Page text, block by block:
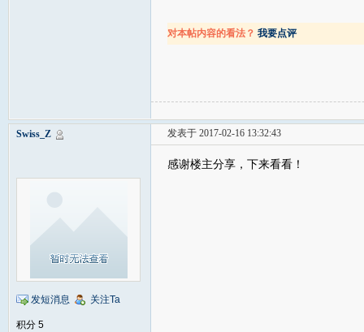
对本帖内容的看法？ 我要点评
Swiss_Z
发短消息 关注Ta
积分 5
发表于 2017-02-16 13:32:43
感谢楼主分享，下来看看！